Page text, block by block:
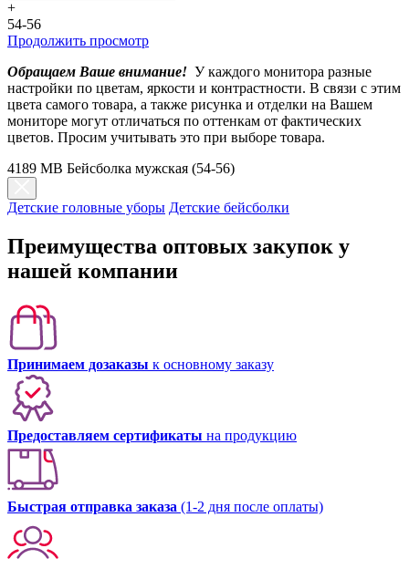
+
54-56
Продолжить просмотр
Обращаем Ваше внимание! У каждого монитора разные
настройки по цветам, яркости и контрастности. В связи с этим
цвета самого товара, а также рисунка и отделки на Вашем
мониторе могут отличаться по оттенкам от фактических
цветов. Просим учитывать это при выборе товара.
4189 МВ Бейсболка мужская (54-56)
Детские головные уборы Детские бейсболки
Преимущества оптовых закупок у
нашей компании
Принимаем дозаказы к основному заказу
Предоставляем сертификаты на продукцию
Быстрая отправка заказа (1-2 дня после оплаты)